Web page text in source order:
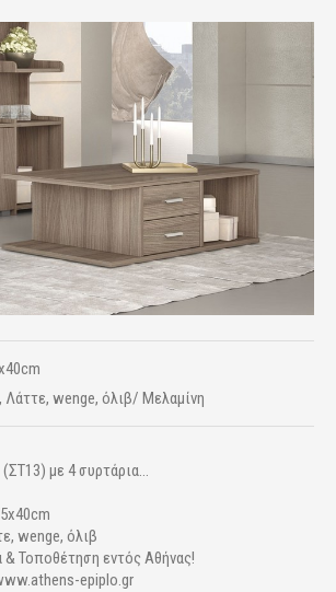
Λάττε, wenge, όλιβ/ Μελαμίνη
με 4 συρτάρια...
wenge, όλιβ
Τοποθέτηση εντός Αθήνας!
epiplo.gr